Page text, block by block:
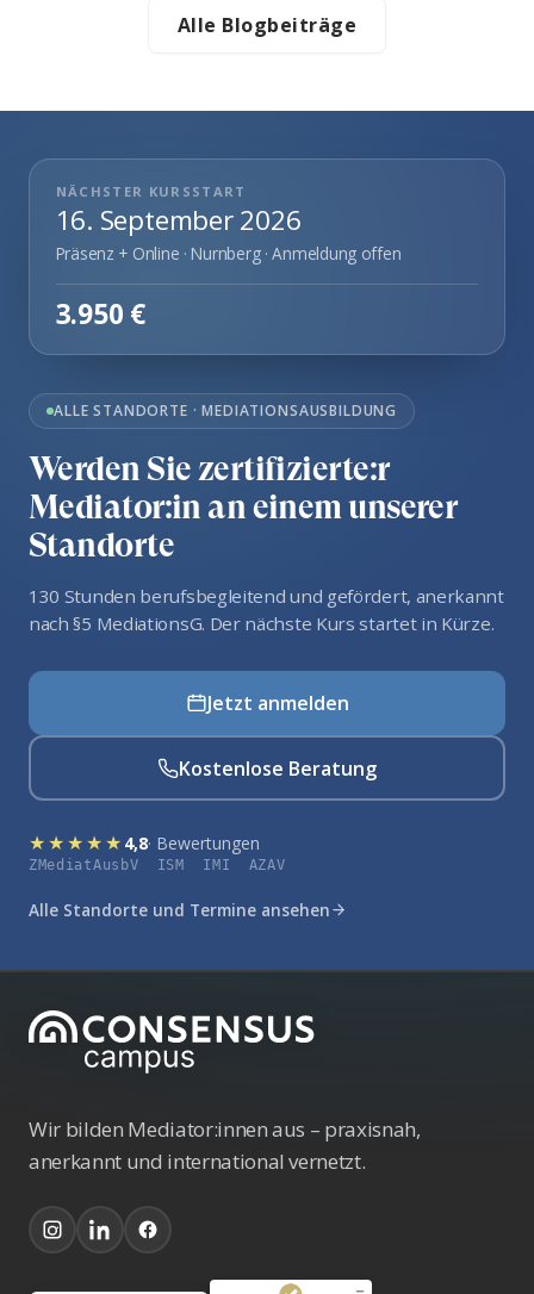
Alle Blogbeiträge
ALLE STANDORTE · MEDIATIONSAUSBILDUNG
Werden Sie zertifizierte:r
Mediator:in an einem unserer
Standorte
130 Stunden berufsbegleitend und gefördert, anerkannt
nach §5 MediationsG. Der nächste Kurs startet in Kürze.
Jetzt anmelden
Kostenlose Beratung
★★★★★ 4,8· Bewertungen
ZMediatAusbV ISM IMI AZAV
Alle Standorte und Termine ansehen
NÄCHSTER KURSSTART
16. September 2026
Präsenz + Online · Nurnberg · Anmeldung offen
3.950 €
Wir bilden Mediator:innen aus – praxisnah,
anerkannt und international vernetzt.